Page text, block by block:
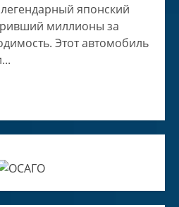
японский
миллионы за
Этот автомобиль